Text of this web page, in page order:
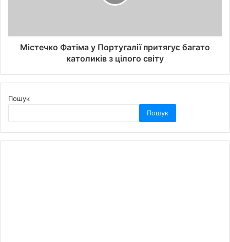
Містечко Фатіма у Португалії притягує багато
католиків з цілого світу
Пошук
Пошук